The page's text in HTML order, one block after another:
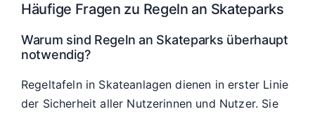
Häufige Fragen zu Regeln an Skateparks
Warum sind Regeln an Skateparks überhaupt
notwendig?
Regeltafeln in Skateanlagen dienen in erster Linie
der Sicherheit aller Nutzerinnen und Nutzer. Sie